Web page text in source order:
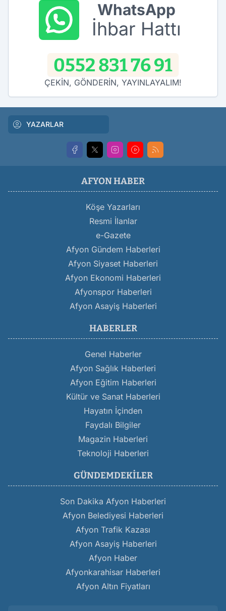
WhatsApp
İhbar Hattı
0552 831 76 91
ÇEKİN, GÖNDERİN, YAYINLAYALIM!
YAZARLAR
AFYON HABER
Köşe Yazarları
Resmi İlanlar
e-Gazete
Afyon Gündem Haberleri
Afyon Siyaset Haberleri
Afyon Ekonomi Haberleri
Afyonspor Haberleri
Afyon Asayiş Haberleri
HABERLER
Genel Haberler
Afyon Sağlık Haberleri
Afyon Eğitim Haberleri
Kültür ve Sanat Haberleri
Hayatın İçinden
Faydalı Bilgiler
Magazin Haberleri
Teknoloji Haberleri
GÜNDEMDEKILER
Son Dakika Afyon Haberleri
Afyon Belediyesi Haberleri
Afyon Trafik Kazası
Afyon Asayiş Haberleri
Afyon Haber
Afyonkarahisar Haberleri
Afyon Altın Fiyatları